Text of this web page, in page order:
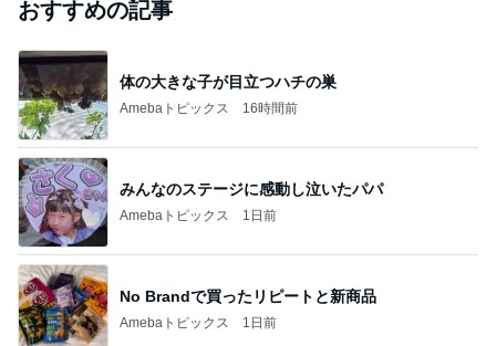
おすすめの記事
体の大きな子が目立つハチの巣
Amebaトピックス 16時間前
みんなのステージに感動し泣いたパパ
Amebaトピックス 1日前
No Brandで買ったリピートと新商品
Amebaトピックス 1日前